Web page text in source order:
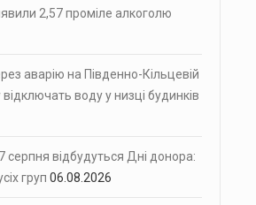
2,57 проміле алкоголю
аварію на Південно-Кільцевій
воду у низці будинків
серпня відбудуться Дні донора:
груп 06.08.2026